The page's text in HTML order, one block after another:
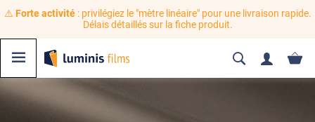
⚠️ Forte activité: privilégiez le "mètre linéaire" pour une livraison rapide.
Délais détaillés sur la fiche produit.